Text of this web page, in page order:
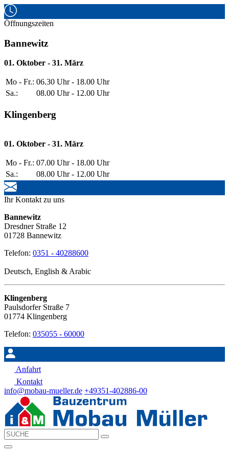
Öffnungszeiten
Bannewitz
01. Oktober - 31. März
Mo - Fr.: 06.30 Uhr - 18.00 Uhr
Sa.:
08.00 Uhr - 12.00 Uhr
Klingenberg
01. Oktober - 31. März
Mo - Fr.: 07.00 Uhr - 18.00 Uhr
Sa.:
08.00 Uhr - 12.00 Uhr
Ihr Kontakt zu uns
Bannewitz
Dresdner Straße 12
01728 Bannewitz
Telefon: 0351 - 40288600
Deutsch, English & Arabic
Klingenberg
Paulsdorfer Straße 7
01774 Klingenberg
Telefon: 035055 - 60000
Anfahrt
Kontakt
info@mobau-mueller.de +49351-402886-00